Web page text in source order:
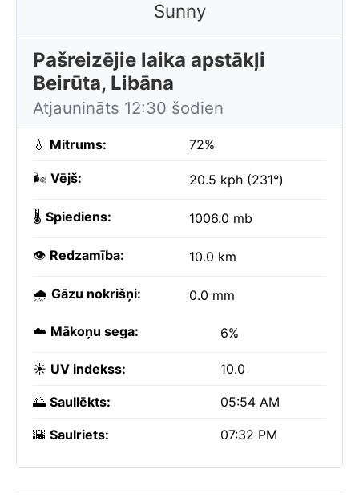
Sunny
Pašreizējie laika apstākļi
Beirūta, Libāna
Atjaunināts 12:30 šodien
💧 Mitrums: 72%
🌬️ Vējš: 20.5 kph (231°)
🌡️ Spiediens: 1006.0 mb
👁️ Redzamība: 10.0 km
🌧️ Gāzu nokrišņi: 0.0 mm
☁️ Mākoņu sega: 6%
☀️ UV indekss: 10.0
🌅 Saullēkts: 05:54 AM
🌇 Saulriets: 07:32 PM